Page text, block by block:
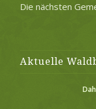
Die nächsten
Aktuelle